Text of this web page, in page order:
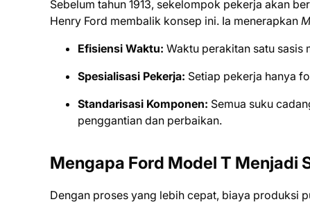
Sebelum tahun 1913, sekelompok pekerja akan
Henry Ford membalik konsep ini. Ia menerapkan
Efisiensi Waktu: Waktu perakitan satu sasis
Spesialisasi Pekerja: Setiap pekerja hanya
Standarisasi Komponen: Semua suku
penggantian dan perbaikan.
Mengapa Ford Model T Menjadi
Dengan proses yang lebih cepat, biaya produksi